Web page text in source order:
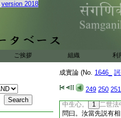
version 2018
ご挨拶 組織 利
成實論 (No. 1646_
249 250 251
十論初有相品第十
問曰。汝經初言廣
何等是諸異論。答
得･一時得。有退･
無。佛在僧數不在
言二世法有或有言
有。何因縁故 15
中生心。
1 二世法
問曰。汝當先説有